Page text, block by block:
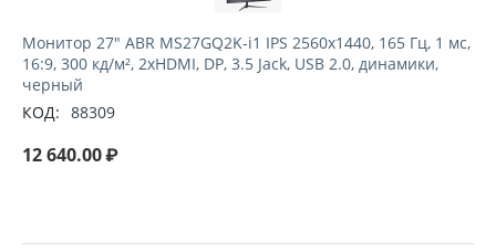
Монитор 27" ABR MS27GQ2K-i1 IPS 2560x1440, 165 Гц, 1 мс,
16:9, 300 кд/м², 2xHDMI, DP, 3.5 Jack, USB 2.0, динамики,
черный
КОД: 88309
12 640.00₽